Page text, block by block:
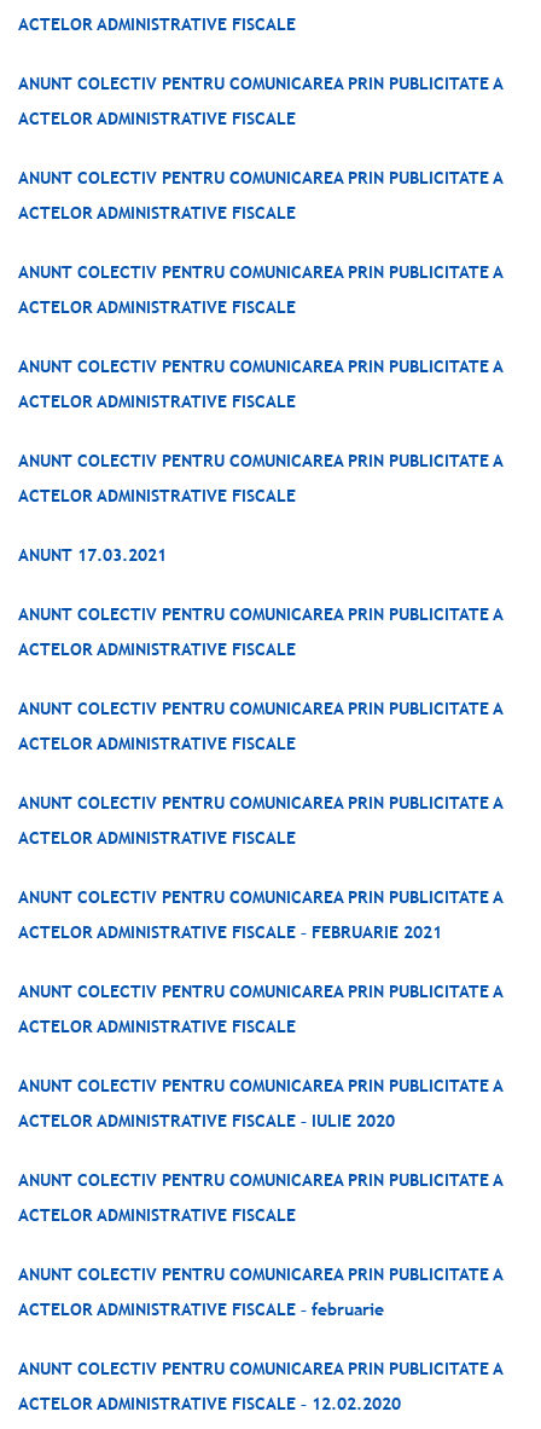
ACTELOR ADMINISTRATIVE FISCALE
ANUNT COLECTIV PENTRU COMUNICAREA PRIN PUBLICITATE A
ACTELOR ADMINISTRATIVE FISCALE
ANUNT COLECTIV PENTRU COMUNICAREA PRIN PUBLICITATE A
ACTELOR ADMINISTRATIVE FISCALE
ANUNT COLECTIV PENTRU COMUNICAREA PRIN PUBLICITATE A
ACTELOR ADMINISTRATIVE FISCALE
ANUNT COLECTIV PENTRU COMUNICAREA PRIN PUBLICITATE A
ACTELOR ADMINISTRATIVE FISCALE
ANUNT COLECTIV PENTRU COMUNICAREA PRIN PUBLICITATE A
ACTELOR ADMINISTRATIVE FISCALE
ANUNT 17.03.2021
ANUNT COLECTIV PENTRU COMUNICAREA PRIN PUBLICITATE A
ACTELOR ADMINISTRATIVE FISCALE
ANUNT COLECTIV PENTRU COMUNICAREA PRIN PUBLICITATE A
ACTELOR ADMINISTRATIVE FISCALE
ANUNT COLECTIV PENTRU COMUNICAREA PRIN PUBLICITATE A
ACTELOR ADMINISTRATIVE FISCALE
ANUNT COLECTIV PENTRU COMUNICAREA PRIN PUBLICITATE A
ACTELOR ADMINISTRATIVE FISCALE – FEBRUARIE 2021
ANUNT COLECTIV PENTRU COMUNICAREA PRIN PUBLICITATE A
ACTELOR ADMINISTRATIVE FISCALE
ANUNT COLECTIV PENTRU COMUNICAREA PRIN PUBLICITATE A
ACTELOR ADMINISTRATIVE FISCALE – IULIE 2020
ANUNT COLECTIV PENTRU COMUNICAREA PRIN PUBLICITATE A
ACTELOR ADMINISTRATIVE FISCALE
ANUNT COLECTIV PENTRU COMUNICAREA PRIN PUBLICITATE A
ACTELOR ADMINISTRATIVE FISCALE – februarie
ANUNT COLECTIV PENTRU COMUNICAREA PRIN PUBLICITATE A
ACTELOR ADMINISTRATIVE FISCALE – 12.02.2020